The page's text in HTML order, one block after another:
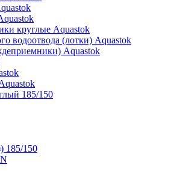
круглые Aquastok
водоотвода (лотки) Aquastok
Aquastok
185/150
185/150